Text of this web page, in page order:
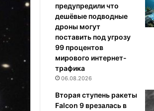
предупредили что
дешёвые подводные
дроны могут
поставить под угрозу
99 процентов
мирового интернет-
трафика
06.08.2026
Вторая ступень ракеты
Falcon 9 врезалась в